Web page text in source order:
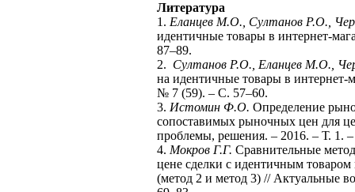
Литература
1. Еланцев М.О., Султанов Р.О.,
идентичные товары в интернет-
87–89.
2. Султанов Р.О., Еланцев М.О.,
на идентичные товары в
№ 7 (59). – С. 57–60.
3. Истомин Ф.О. Определение
сопоставимых рыночных цен для
проблемы, решения. – 2016. – Т. 1.
4. Мокров Г.Г. Сравнительные
цене сделки с идентичным
(метод 2 и метод 3) // Актуальные